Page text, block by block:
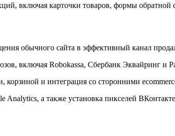
включая карточки товаров, формы обратной
обычного сайта в эффективный канал
включая Robokassa, Сбербанк Эквайринг и
корзиной и интеграция со сторонними
а также установка пикселей